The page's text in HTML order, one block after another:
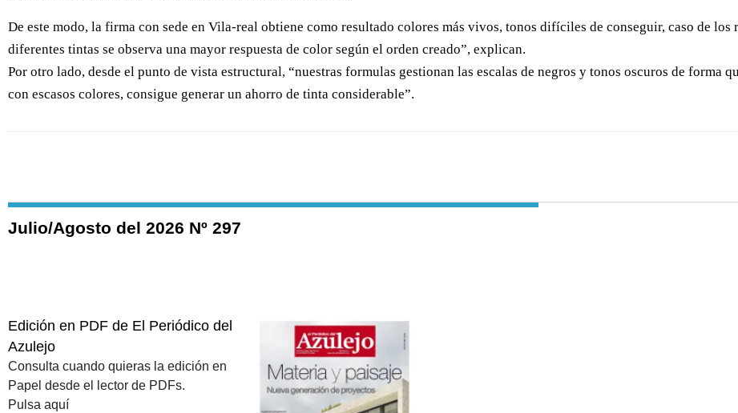
De este modo, la firma con sede en Vila-real obtiene como resultado colores más vivos, tonos difíciles de conseguir, caso de los
diferentes tintas se observa una mayor respuesta de color según el orden creado”, explican.
Por otro lado, desde el punto de vista estructural, “nuestras formulas gestionan las escalas de negros y tonos oscuros de forma
con escasos colores, consigue generar un ahorro de tinta considerable”.
Julio/Agosto del 2026 Nº 297
Edición en PDF de El Periódico del
Azulejo
Consulta cuando quieras la edición en
Papel desde el lector de PDFs.
Pulsa aquí